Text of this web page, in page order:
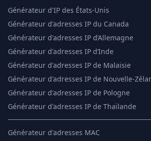
Générateur d'IP des États-Unis
Générateur d'adresses IP du Canada
Générateur d'adresses IP d’Allemagne
Générateur d'adresses IP d’Inde
Générateur d'adresses IP de Malaisie
Générateur d'adresses IP de Nouvelle-
Générateur d'adresses IP de Pologne
Générateur d'adresses IP de Thaïlande
Générateur d'adresses MAC